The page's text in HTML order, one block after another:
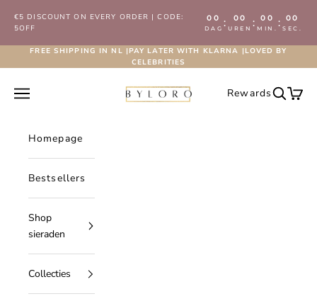
€5 DISCOUNT ON EVERY ORDER | CODE:
5OFF
00
DAG : 00
UREN : 00
MIN. : 00
SEC.
FREE SHIPPING IN NL |PAY LATER WITH KLARNA |LOVED BY
CELEBRITIES
Byloro.com
Navigatiemenu openen RewardsZoeken
Homepage
Bestsellers
Shop
sieraden
Collecties